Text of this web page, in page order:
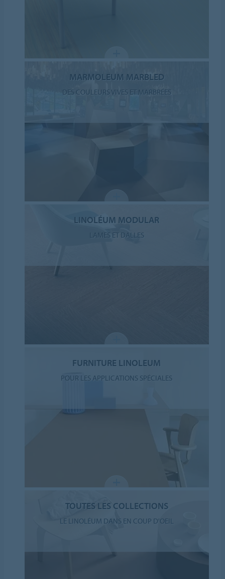
MARMOLEUM MARBLED
DES COULEURS VIVES ET MARBRÉES
LINOLÉUM MODULAR
LAMES ET DALLES
FURNITURE LINOLEUM
POUR LES APPLICATIONS SPÉCIALES
TOUTES LES COLLECTIONS
LE LINOLÉUM DANS EN COUP D'OEIL